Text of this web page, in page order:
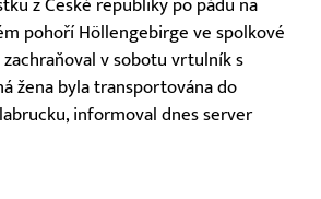
z České republiky po pádu na
pohoří Höllengebirge ve spolkové
zachraňoval v sobotu vrtulník s
žena byla transportována do
informoval dnes server